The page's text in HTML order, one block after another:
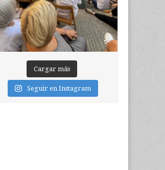
Cargar más
Seguir en Instagram